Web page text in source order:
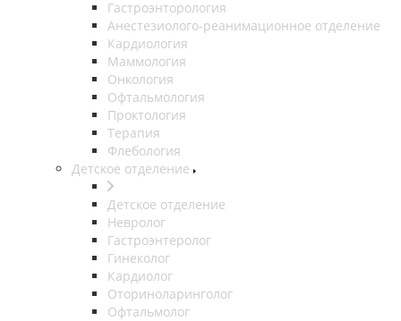
Гастроэнторология
Анестезиолого-реанимационное отделение
Кардиология
Маммология
Онкология
Офтальмология
Проктология
Терапия
Флебология
Детское отделение
Детское отделение
Невролог
Гастроэнтеролог
Гинеколог
Кардиолог
Оториноларинголог
Офтальмолог